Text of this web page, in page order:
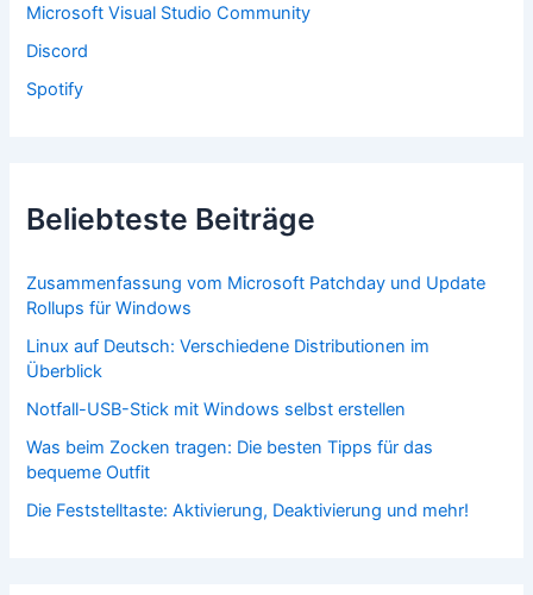
Microsoft Visual Studio Community
Discord
Spotify
Beliebteste Beiträge
Zusammenfassung vom Microsoft Patchday und Update
Rollups für Windows
Linux auf Deutsch: Verschiedene Distributionen im
Überblick
Notfall-USB-Stick mit Windows selbst erstellen
Was beim Zocken tragen: Die besten Tipps für das
bequeme Outfit
Die Feststelltaste: Aktivierung, Deaktivierung und mehr!